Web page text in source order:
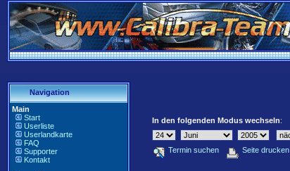
Navigation
Main
Start
Userliste
Userlandkarte
FAQ
Supporter
Kontakt
In den folgenden Modus wechseln:
Termin suchen Seite drucken